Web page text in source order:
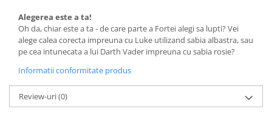
Alegerea este a ta!
Oh da, chiar este a ta - de care parte a Fortei alegi sa lupti? Vei
alege calea corecta impreuna cu Luke utilizand sabia albastra, sau
pe cea intunecata a lui Darth Vader impreuna cu sabia rosie?
Informatii conformitate produs
Review-uri(0)